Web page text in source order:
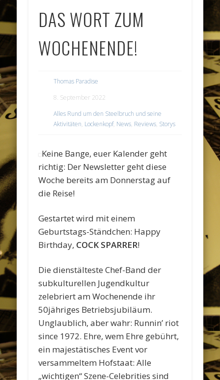
DAS WORT ZUM
WOCHENENDE!
Thomas Paradise
8. September 2022
Alles Rund um den Steelbruch und seine
Aktivitäten, Lockenkopf, News, Reviews, Storys
Keine Bange, euer Kalender geht
richtig: Der Newsletter geht diese
Woche bereits am Donnerstag auf
die Reise!
Gestartet wird mit einem
Geburtstags-Ständchen: Happy
Birthday, COCK SPARRER!
Die dienstälteste Chef-Band der
subkulturellen Jugendkultur
zelebriert am Wochenende ihr
50jähriges Betriebsjubiläum.
Unglaublich, aber wahr: Runnin’ riot
since 1972. Ehre, wem Ehre gebührt,
ein majestätisches Event vor
versammeltem Hofstaat: Alle
„wichtigen“ Szene-Celebrities sind